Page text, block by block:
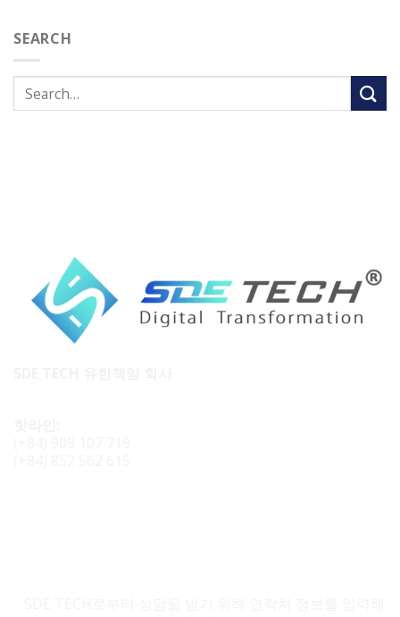
SEARCH